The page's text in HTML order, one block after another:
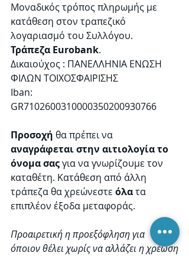
Μοναδικός τρόπος πληρωμής με
κατάθεση στον τραπεζικό
λογαριασμό του Συλλόγου.
Τράπεζα Eurobank.
Δικαιούχος : ΠΑΝΕΛΛΗΝΙΑ ΕΝΩΣΗ
ΦΙΛΩΝ ΤΟΙΧΟΣΦΑΙΡΙΣΗΣ
Iban:
GR7102600310000350200930766
Προσοχή θα πρέπει να
αναγράφεται στην αιτιολογία το
όνομα σας για να γνωρίζουμε τον
καταθέτη. Κατάθεση από άλλη
τράπεζα θα χρεώνεστε όλα τα
επιπλέον έξοδα μεταφοράς.
Προαιρετική η προεξόφληση για
όποιον θέλει χωρίς να αλλάζει η χρέωση